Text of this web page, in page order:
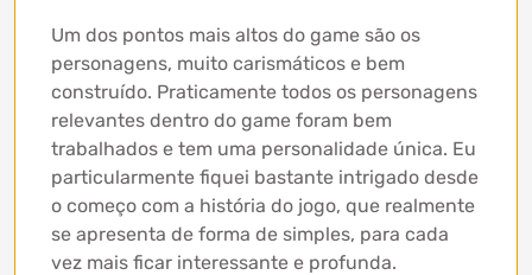
Um dos pontos mais altos do game são os
personagens, muito carismáticos e bem
construído. Praticamente todos os personagens
relevantes dentro do game foram bem
trabalhados e tem uma personalidade única. Eu
particularmente fiquei bastante intrigado desde
o começo com a história do jogo, que realmente
se apresenta de forma de simples, para cada
vez mais ficar interessante e profunda.